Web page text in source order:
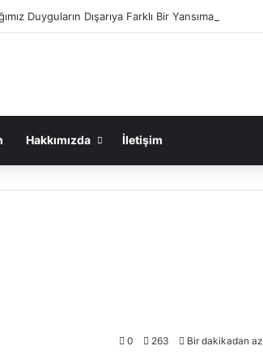
Duyguların Dışarıya Farklı Bir Yansıması Mıdır?
Hakkımızda İletişim
0 263 Bir dakikadan az